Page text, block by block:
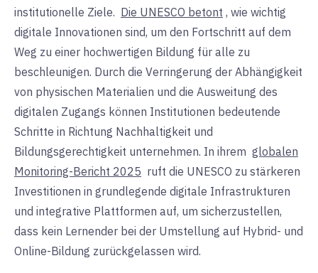
institutionelle Ziele. Die UNESCO betont , wie wichtig
digitale Innovationen sind, um den Fortschritt auf dem
Weg zu einer hochwertigen Bildung für alle zu
beschleunigen. Durch die Verringerung der Abhängigkeit
von physischen Materialien und die Ausweitung des
digitalen Zugangs können Institutionen bedeutende
Schritte in Richtung Nachhaltigkeit und
Bildungsgerechtigkeit unternehmen. In ihrem globalen
Monitoring-Bericht 2025 ruft die UNESCO zu stärkeren
Investitionen in grundlegende digitale Infrastrukturen
und integrative Plattformen auf, um sicherzustellen,
dass kein Lernender bei der Umstellung auf Hybrid- und
Online-Bildung zurückgelassen wird.